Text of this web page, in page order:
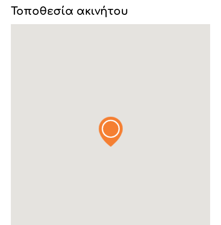
Τοποθεσία ακινήτου